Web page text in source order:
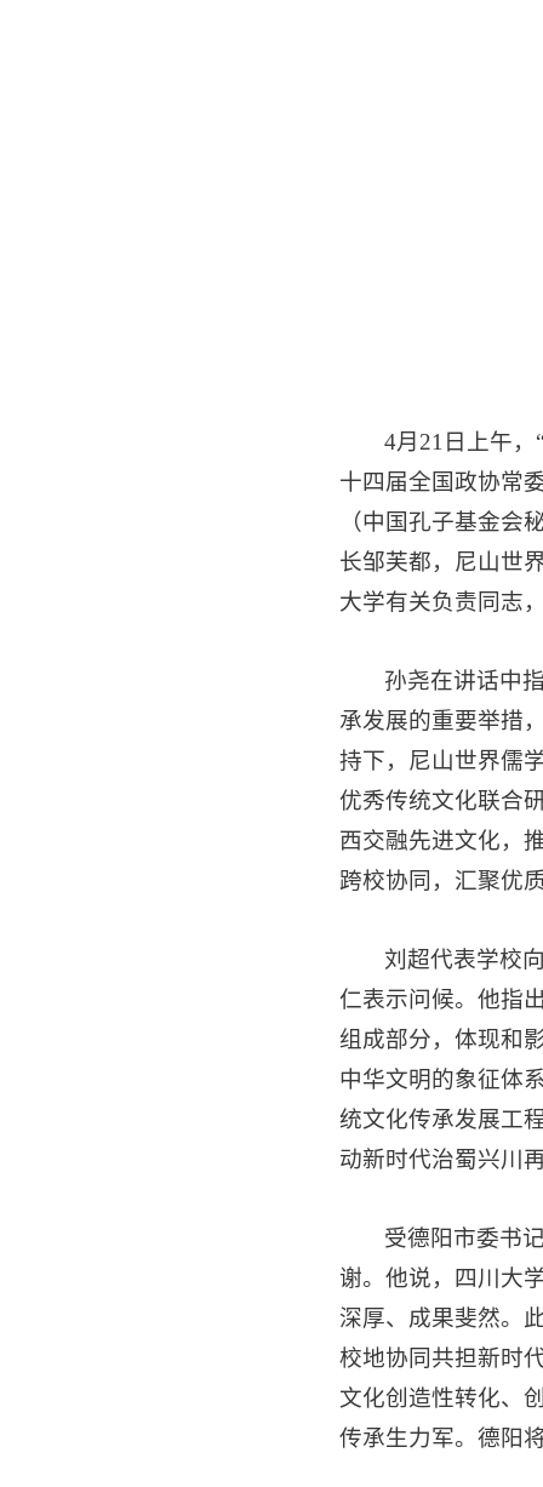
4月21日上午
十四届全国政协常
（中国孔子基金会
长邹芙都，尼山世
大学有关负责同志
孙尧在讲话中
承发展的重要举措
持下，尼山世界儒
优秀传统文化联合
西交融先进文化，
跨校协同，汇聚优
刘超代表学校
仁表示问候。他指
组成部分，体现和
中华文明的象征体
统文化传承发展工
动新时代治蜀兴川
受德阳市委书
谢。他说，四川大
深厚、成果斐然。
校地协同共担新时
文化创造性转化、
传承生力军。德阳